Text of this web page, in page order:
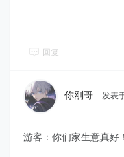
回复
你刚哥 发表
游客：你们家生意真好